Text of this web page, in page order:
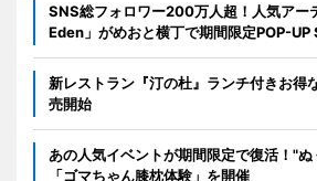
SNS総フォロワー200万人超！人気ア
Eden」がめおと横丁で期間限定POP-UP
新レストラン『汀の杜』ランチ付きお得
売開始
あの人気イベントが期間限定で復活！"
「ゴマちゃん膝枕体験」を開催